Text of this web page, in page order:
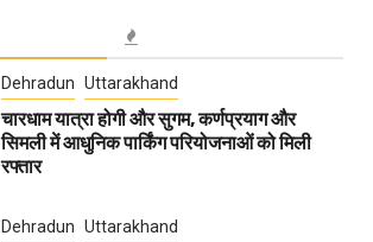
Dehradun Uttarakhand
चारधाम यात्रा होगी और सुगम, कर्णप्रयाग और
सिमली में आधुनिक पार्किंग परियोजनाओं को मिली
रफ्तार
Dehradun Uttarakhand